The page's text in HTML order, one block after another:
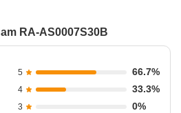
RA-AS0007S30B
5 66.7%
4 33.3%
3 0%